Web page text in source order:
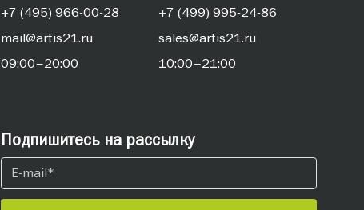
+7 (495) 966-00-28
mail@artis21.ru
09:00–20:00
+7 (499) 995-24-86
sales@artis21.ru
10:00–21:00
Подпишитесь на рассылку